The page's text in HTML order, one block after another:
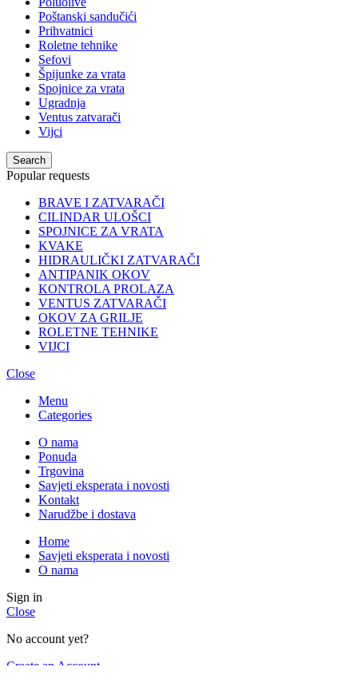
Poštanski sandučići
Prihvatnici
Roletne tehnike
Sefovi
Špijunke za vrata
Spojnice za vrata
Ugradnja
Ventus zatvarači
Vijci
Search
Popular requests
BRAVE I ZATVARAČI
CILINDAR ULOŠCI
SPOJNICE ZA VRATA
KVAKE
HIDRAULIČKI ZATVARAČI
ANTIPANIK OKOV
KONTROLA PROLAZA
VENTUS ZATVARAČI
OKOV ZA GRILJE
ROLETNE TEHNIKE
VIJCI
Close
Menu
Categories
O nama
Ponuda
Trgovina
Savjeti eksperata i novosti
Kontakt
Narudžbe i dostava
Home
Savjeti eksperata i novosti
O nama
Sign in
Close
No account yet?
Create an Account